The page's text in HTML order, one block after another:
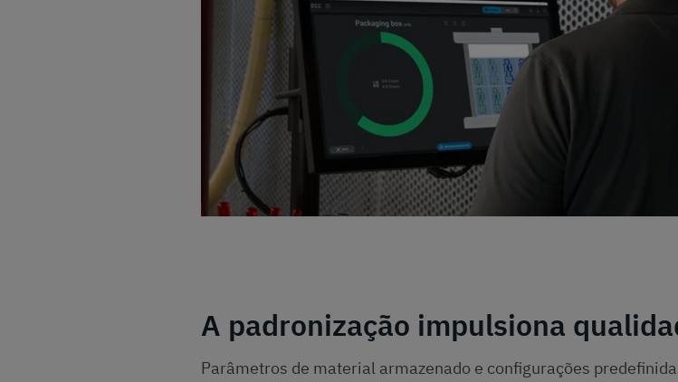
A padronização impulsiona
Parâmetros de material armazenado e configurações